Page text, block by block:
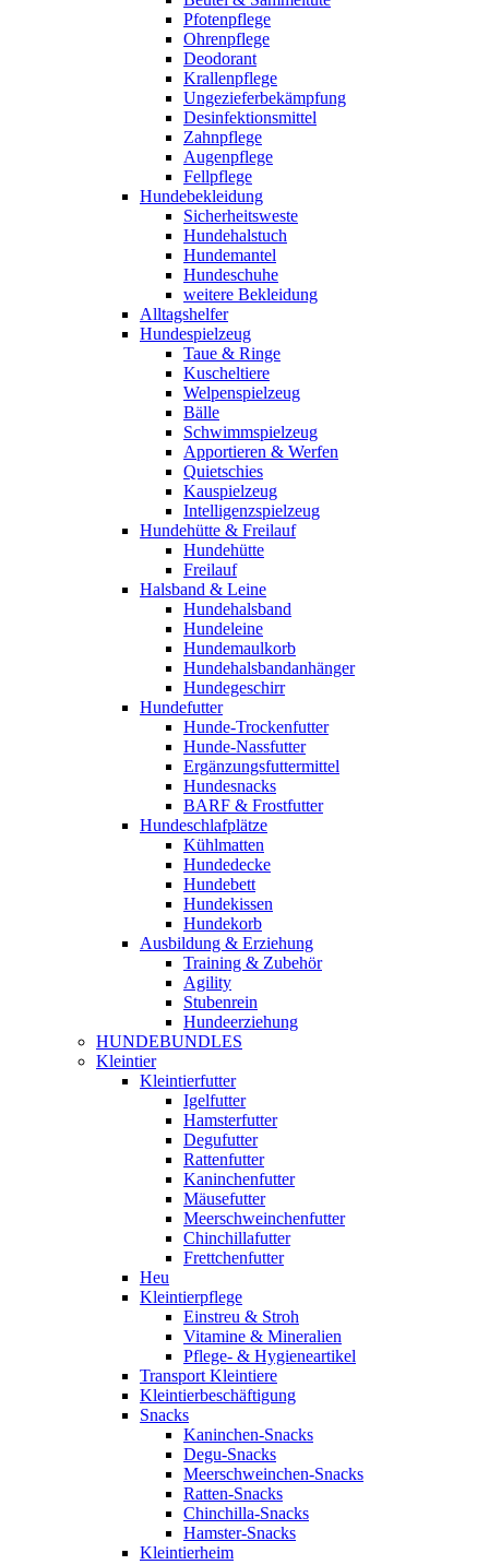
Pfotenpflege
Ohrenpflege
Deodorant
Krallenpflege
Ungezieferbekämpfung
Desinfektionsmittel
Zahnpflege
Augenpflege
Fellpflege
Hundebekleidung
Sicherheitsweste
Hundehalstuch
Hundemantel
Hundeschuhe
weitere Bekleidung
Alltagshelfer
Hundespielzeug
Taue & Ringe
Kuscheltiere
Welpenspielzeug
Bälle
Schwimmspielzeug
Apportieren & Werfen
Quietschies
Kauspielzeug
Intelligenzspielzeug
Hundehütte & Freilauf
Hundehütte
Freilauf
Halsband & Leine
Hundehalsband
Hundeleine
Hundemaulkorb
Hundehalsbandanhänger
Hundegeschirr
Hundefutter
Hunde-Trockenfutter
Hunde-Nassfutter
Ergänzungsfuttermittel
Hundesnacks
BARF & Frostfutter
Hundeschlafplätze
Kühlmatten
Hundedecke
Hundebett
Hundekissen
Hundekorb
Ausbildung & Erziehung
Training & Zubehör
Agility
Stubenrein
Hundeerziehung
HUNDEBUNDLES
Kleintier
Kleintierfutter
Igelfutter
Hamsterfutter
Degufutter
Rattenfutter
Kaninchenfutter
Mäusefutter
Meerschweinchenfutter
Chinchillafutter
Frettchenfutter
Heu
Kleintierpflege
Einstreu & Stroh
Vitamine & Mineralien
Pflege- & Hygieneartikel
Transport Kleintiere
Kleintierbeschäftigung
Snacks
Kaninchen-Snacks
Degu-Snacks
Meerschweinchen-Snacks
Ratten-Snacks
Chinchilla-Snacks
Hamster-Snacks
Kleintierheim